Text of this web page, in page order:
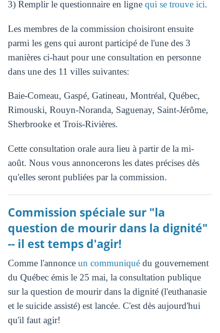
3) Remplir le questionnaire en ligne qui se trouve ici.
Les membres de la commission choisiront ensuite
parmi les gens qui auront participé de l'une des 3
manières ci-haut pour une consultation en personne
dans une des 11 villes suivantes:
Baie-Comeau, Gaspé, Gatineau, Montréal, Québec,
Rimouski, Rouyn-Noranda, Saguenay, Saint-Jérôme,
Sherbrooke et Trois-Rivières.
Cette consultation orale aura lieu à partir de la mi-
août. Nous vous annoncerons les dates précises dès
qu'elles seront publiées par la commission.
Commission spéciale sur "la
question de mourir dans la dignité"
-- il est temps d'agir!
Comme l'annonce un communiquédu gouvernement
du Québec émis le 25 mai, la consultation publique
sur la question de mourir dans la dignité (l'euthanasie
et le suicide assisté) est lancée. C'est dès aujourd'hui
qu'il faut agir!